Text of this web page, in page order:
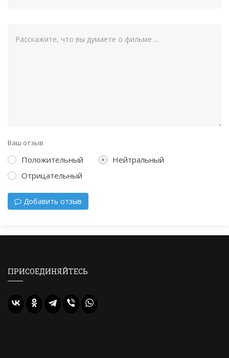
Ваш отзыв
Положительный
Нейтральный
Отрицательный
Добавить отзыв
ПРИСОЕДИНЯЙТЕСЬ